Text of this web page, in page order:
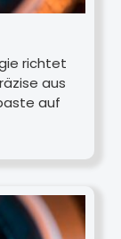
richtet
aus
auf